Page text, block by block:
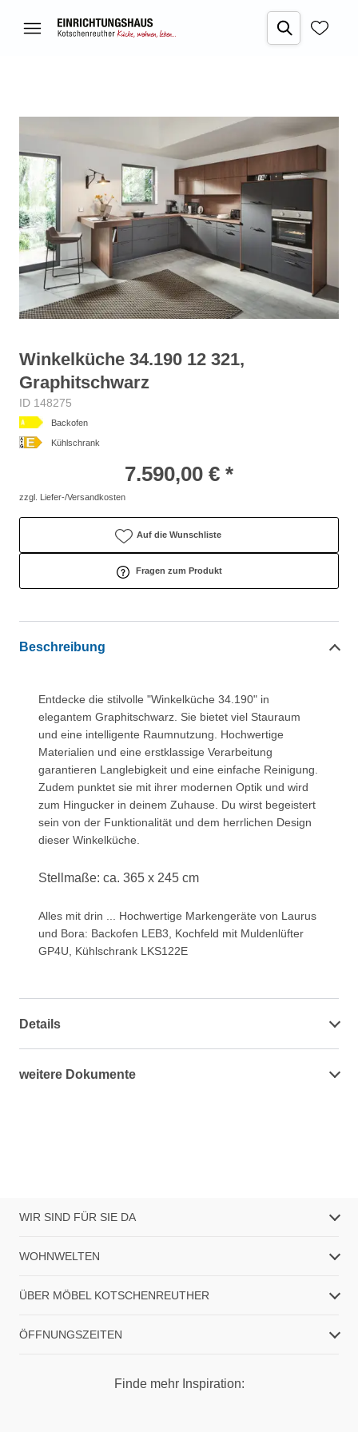
Winkelküche 34.190 12 321,
Graphitschwarz
ID 148275
Backofen
Kühlschrank
7.590,00 € *
zzgl. Liefer-/Versandkosten
Auf die Wunschliste
Fragen zum Produkt
Beschreibung
Entdecke die stilvolle "Winkelküche 34.190" in
elegantem Graphitschwarz. Sie bietet viel Stauraum
und eine intelligente Raumnutzung. Hochwertige
Materialien und eine erstklassige Verarbeitung
garantieren Langlebigkeit und eine einfache Reinigung.
Zudem punktet sie mit ihrer modernen Optik und wird
zum Hingucker in deinem Zuhause. Du wirst begeistert
sein von der Funktionalität und dem herrlichen Design
dieser Winkelküche.
Stellmaße: ca. 365 x 245 cm
Alles mit drin ... Hochwertige Markengeräte von Laurus
und Bora: Backofen LEB3, Kochfeld mit Muldenlüfter
GP4U, Kühlschrank LKS122E
Details
weitere Dokumente
WIR SIND FÜR SIE DA
WOHNWELTEN
ÜBER MÖBEL KOTSCHENREUTHER
ÖFFNUNGSZEITEN
Finde mehr Inspiration: